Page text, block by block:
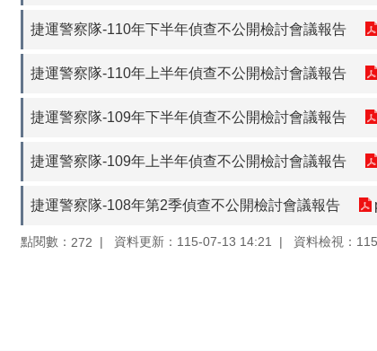
捷運警察隊-110年下半年偵查不公開檢討會議報告
捷運警察隊-110年上半年偵查不公開檢討會議報告
捷運警察隊-109年下半年偵查不公開檢討會議報告
捷運警察隊-109年上半年偵查不公開檢討會議報告
捷運警察隊-108年第2季偵查不公開檢討會議報告
點閱數： 272 資料更新：115-07-13 14:21 資料檢視：